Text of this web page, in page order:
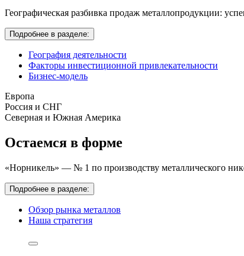
Географическая разбивка продаж металлопродукции:
Подробнее в разделе:
География деятельности
Факторы инвестиционной привлекательности
Бизнес-модель
Европа
Россия и СНГ
Северная и Южная Америка
Остаемся в форме
«Норникель» — № 1 по производству металлического
Подробнее в разделе:
Обзор рынка металлов
Наша стратегия